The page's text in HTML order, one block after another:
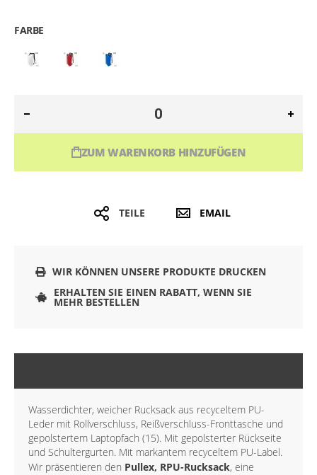
FARBE
ZUM WARENKORB HINZUFÜGEN
TEILE EMAIL
WIR KÖNNEN UNSERE PRODUKTE DRUCKEN
ERHALTEN SIE EINEN RABATT, WENN SIE
MEHR BESTELLEN
Wasserdichter, weicher Rucksack aus recyceltem PU-
Leder mit Rollverschluss, Reißverschluss-Fronttasche und
gepolstertem Laptopfach (15). Mit gepolsterter Rückseite
und Schultergurten. Mit markantem recyceltem PU-Label.
Wir präsentieren den Pullex, RPU-Rucksack, eine